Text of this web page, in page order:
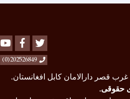
Youtube Facebook
202526849(0)
قصر دارالامان کابل افغانستان.
حقوقی.